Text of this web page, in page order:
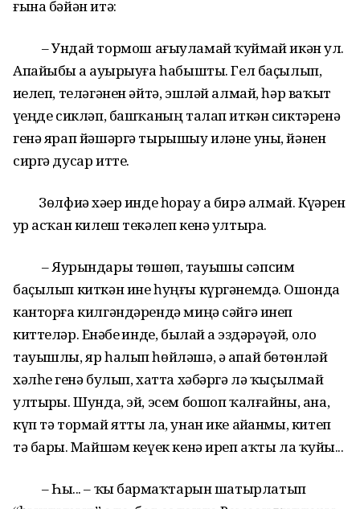
ғына бәйән итә:
– Ундай тормош ағыуламай ҡуймай икән ул.
Апайыбыҙ ҙа ауырыуға һабышты. Гел баҫылып,
иҙелеп, теләгәнен әйтә, эшләй алмай, һәр ваҡыт
үҙеңде сикләп, башҡаның талап иткән сиктәренә
генә ярап йәшәргә тырышыу иләне уны, йәнен
сиргә дусар итте.
Зөлфиә хәҙер инде һорау ҙа бирә алмай. Күҙҙәрен
ҙур асҡан килеш текәлеп кенә ултыра.
– Яурындары төшөп, тауышы сәпсим
баҫылып киткән ине һуңғы күргәнемдә. Ошонда
канторға килгәндәрендә миңә сәйгә инеп
киттеләр. Еҙнәбеҙ инде, былай ҙа эздәрәүәй, оло
тауышлы, яр һалып һөйләшә, ә апай бөтөнләй
хәлһеҙ генә булып, хатта хәбәргә лә ҡыҫылмай
ултырҙы. Шунда, эй, эсем бошоп ҡалғайны, ана,
күп тә тормай ятты ла, унан ике айҙанмы, китеп
тә барҙы. Майшәм кеүек кенә иреп аҡты ла ҡуйҙы...
– Һы... – ҡыҙ бармаҡтарын шатырлатып